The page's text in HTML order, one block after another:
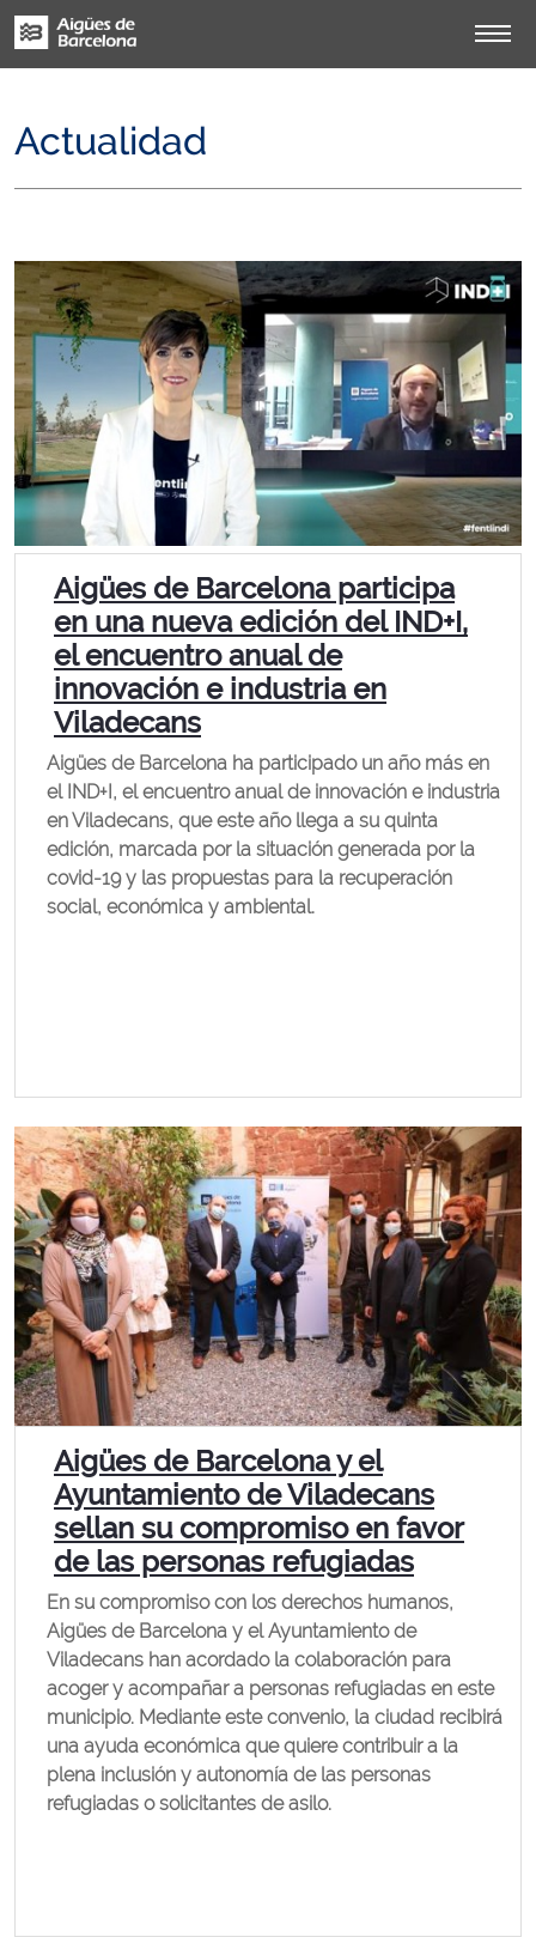
Actualidad
Aigües de Barcelona participa
en una nueva edición del IND+I,
el encuentro anual de
innovación e industria en
Viladecans
Aigües de Barcelona ha participado un año más en
el IND+I, el encuentro anual de innovación e industria
en Viladecans, que este año llega a su quinta
edición, marcada por la situación generada por la
covid-19 y las propuestas para la recuperación
social, económica y ambiental.
Aigües de Barcelona y el
Ayuntamiento de Viladecans
sellan su compromiso en favor
de las personas refugiadas
En su compromiso con los derechos humanos,
Aigües de Barcelona y el Ayuntamiento de
Viladecans han acordado la colaboración para
acoger y acompañar a personas refugiadas en este
municipio. Mediante este convenio, la ciudad recibirá
una ayuda económica que quiere contribuir a la
plena inclusión y autonomía de las personas
refugiadas o solicitantes de asilo.